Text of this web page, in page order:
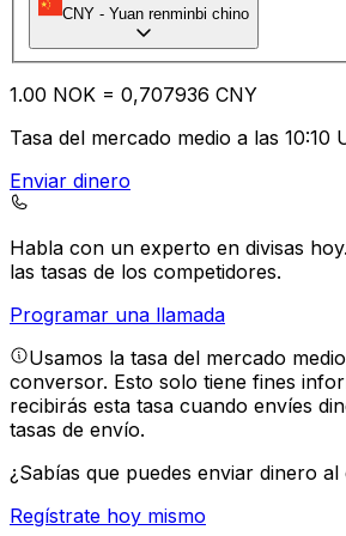
CNY - Yuan renminbi chino
1.00 NOK = 0,707936 CNY
Tasa del mercado medio a las 10:10
Enviar dinero
Habla con un experto en divisas hoy.
las tasas de los competidores.
Programar una llamada
Usamos la tasa del mercado
conversor. Esto solo tiene fines
recibirás esta tasa cuando envíes
tasas de envío.
¿Sabías que puedes enviar dinero
Regístrate hoy mismo